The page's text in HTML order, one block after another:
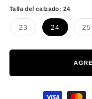
Talla del calzado: 24
23
Variante agotada o
24 25
Formas de pago